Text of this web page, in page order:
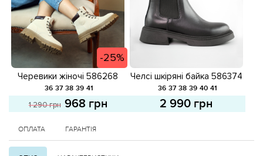
-25%
Черевики жіночі 586268
Світло-бежеві розпродаж
36 37 38 39 41
1 290 грн 968 грн
Челсі шкіряні байка 586374
Чорні
36 37 38 39 40 41
2 990 грн
ОПЛАТА ГАРАНТІЯ